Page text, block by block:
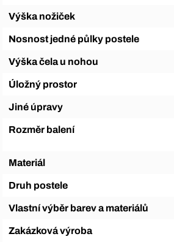
Výška nožiček
Nosnost jedné půlky postele
Výška čela u nohou
Úložný prostor
Jiné úpravy
Rozměr balení
Materiál
Druh postele
Vlastní výběr barev a materiálů
Zakázková výroba